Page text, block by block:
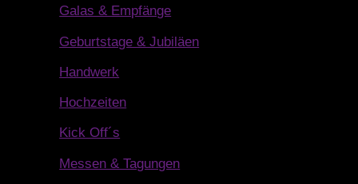
Galas & Empfänge
Geburtstage & Jubiläen
Handwerk
Hochzeiten
Kick Off´s
Messen & Tagungen